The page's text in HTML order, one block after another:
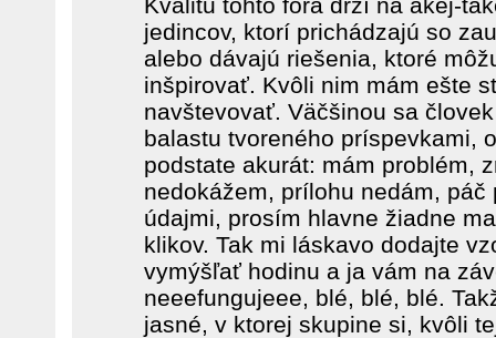
jedincov, ktorí prichádzajú so
alebo dávajú riešenia, ktoré
inšpirovať. Kvôli nim mám ešte
navštevovať. Väčšinou sa
balastu tvoreného príspevkami,
podstate akurát: mám problém,
nedokážem, prílohu nedám,
údajmi, prosím hlavne žiadne
klikov. Tak mi láskavo dodajte
vymýšľať hodinu a ja vám na
neeefungujeee, blé, blé, blé.
jasné, v ktorej skupine si, kvôli